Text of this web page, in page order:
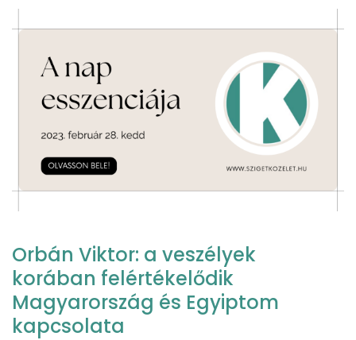
Orbán Viktor: a veszélyek
korában felértékelődik
Magyarország és Egyiptom
kapcsolata